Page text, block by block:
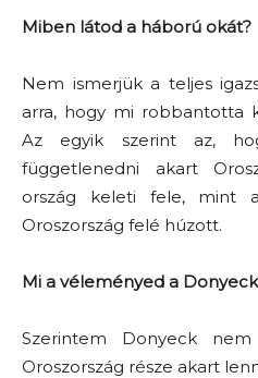
Miben látod a háború okát?
Nem ismerjük a teljes
arra, hogy mi robbantotta
Az egyik szerint az,
függetlenedni akart
ország keleti fele, mint
Oroszország felé húzott.
Mi a véleményed a
Szerintem Donyeck
Oroszország része akart